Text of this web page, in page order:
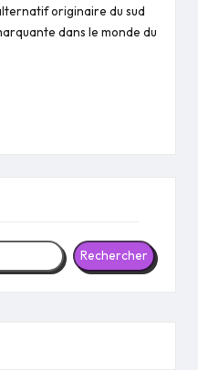
originaire du sud
dans le monde du
Rechercher